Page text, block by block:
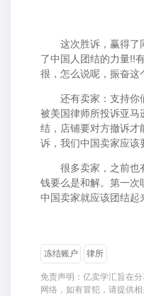
这次胜诉，赢得了
了中国人团结的力量!!
很，怎么说呢，振奋这
还有卖家：支持你
被美国律师所投诉亚马
结，店铺要对方撤诉才
诉，我们中国卖家应该
很多卖家，之前也
钱要么是和解。第一次
中国卖家就应该团结起
冻结账户 律所
免责声明：亿卖学汇旨在
网络，如有冒犯，请提供